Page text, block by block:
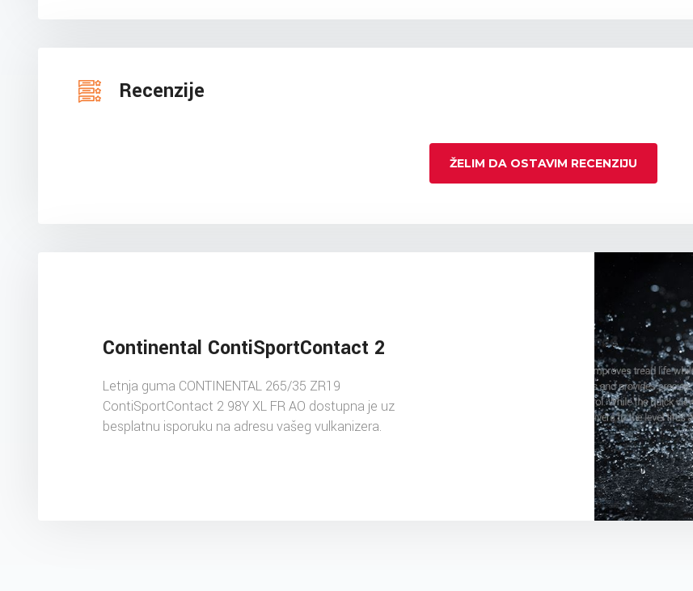
Recenzije
ŽELIM DA OSTAVIM RECENZIJU
Continental ContiSportContact 2
Letnja guma CONTINENTAL 265/35 ZR19
ContiSportContact 2 98Y XL FR AO dostupna je uz
besplatnu isporuku na adresu vašeg vulkanizera.